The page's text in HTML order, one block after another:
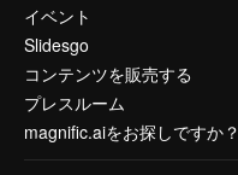
イベント
Slidesgo
コンテンツを販売する
プレスルーム
magnific.aiをお探しですか？